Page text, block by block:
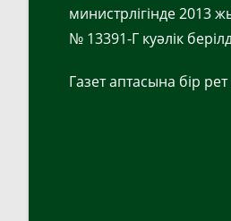
министрлігінде 2013
№ 13391-Г куәлік
Газет аптасына бір